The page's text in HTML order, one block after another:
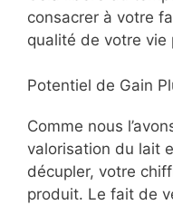
consacrer à votre
qualité de votre vie
Potentiel de Gain
Comme nous
valorisation du lait
décupler, votre
produit. Le fait de